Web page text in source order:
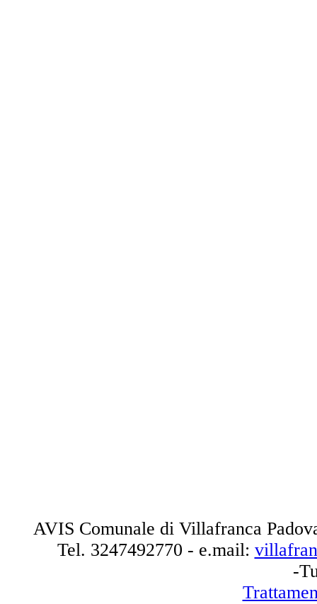
AVIS Comunale di Villafranca
Tel. 3247492770 - e.mail:
-